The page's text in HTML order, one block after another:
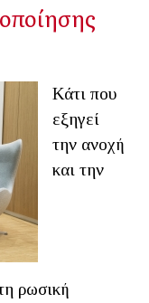
Κάτι που
εξηγεί
την ανοχή
και την
ρωσική